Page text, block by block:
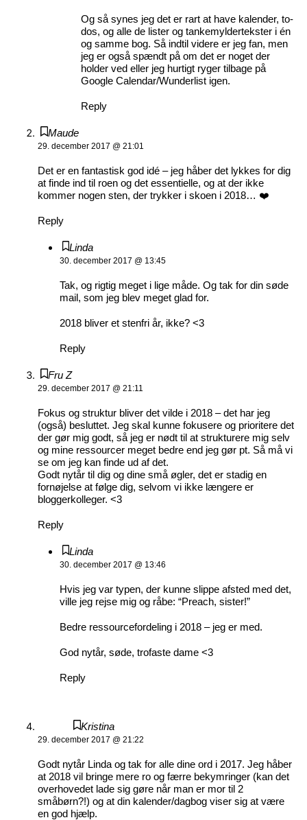
Og så synes jeg det er rart at have kalender, to-
dos, og alle de lister og tankemyldertekster i én
og samme bog. Så indtil videre er jeg fan, men
jeg er også spændt på om det er noget der
holder ved eller jeg hurtigt ryger tilbage på
Google Calendar/Wunderlist igen.
Reply
Maude
29. december 2017 @ 21:01
Det er en fantastisk god idé – jeg håber det lykkes for dig
at finde ind til roen og det essentielle, og at der ikke
kommer nogen sten, der trykker i skoen i 2018… ❤️
Reply
Linda
30. december 2017 @ 13:45
Tak, og rigtig meget i lige måde. Og tak for din søde
mail, som jeg blev meget glad for.
2018 bliver et stenfri år, ikke? <3
Reply
Fru Z
29. december 2017 @ 21:11
Fokus og struktur bliver det vilde i 2018 – det har jeg
(også) besluttet. Jeg skal kunne fokusere og prioritere det
der gør mig godt, så jeg er nødt til at strukturere mig selv
og mine ressourcer meget bedre end jeg gør pt. Så må vi
se om jeg kan finde ud af det.
Godt nytår til dig og dine små øgler, det er stadig en
fornøjelse at følge dig, selvom vi ikke længere er
bloggerkolleger. <3
Reply
Linda
30. december 2017 @ 13:46
Hvis jeg var typen, der kunne slippe afsted med det,
ville jeg rejse mig og råbe: “Preach, sister!”
Bedre ressourcefordeling i 2018 – jeg er med.
God nytår, søde, trofaste dame <3
Reply
Kristina
29. december 2017 @ 21:22
Godt nytår Linda og tak for alle dine ord i 2017. Jeg håber
at 2018 vil bringe mere ro og færre bekymringer (kan det
overhovedet lade sig gøre når man er mor til 2
småbørn?!) og at din kalender/dagbog viser sig at være
en god hjælp.